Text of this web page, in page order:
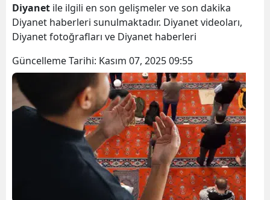
Diyanet ile ilgili en son gelişmeler ve son dakika
Diyanet haberleri sunulmaktadır. Diyanet videoları,
Diyanet fotoğrafları ve Diyanet haberleri
Güncelleme Tarihi: Kasım 07, 2025 09:55